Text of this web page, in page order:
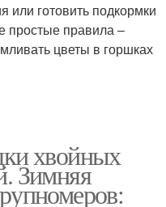
или готовить подкормки
простые правила –
цветы в горшках
хвойных
Зимняя